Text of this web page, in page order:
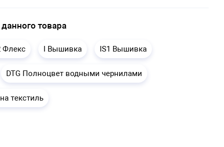
товара
Флекс I Вышивка IS1 Вышивка
DTG Полноцвет водными чернилами
текстиль